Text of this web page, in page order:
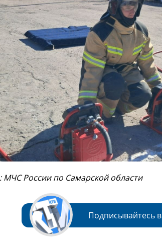
МЧС России по Самарской области
Подписывайтесь в